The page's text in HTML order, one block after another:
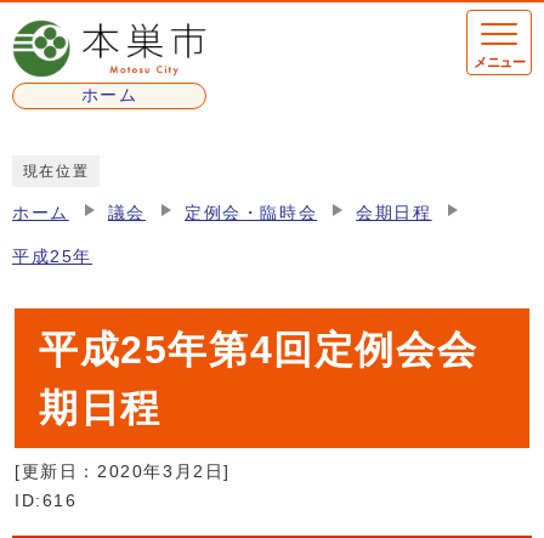
ページの先頭です
ホーム
メニュー
現在位置
ホーム 議会 定例会・臨時会 会期日程
平成25年
平成25年第4回定例会会
期日程
[更新日： 2020年3月2日]
ID:616